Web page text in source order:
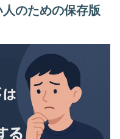
のための保存版